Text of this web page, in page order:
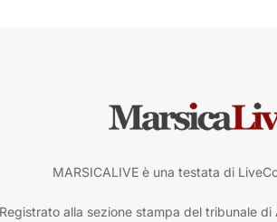
MARSICALIVE è una testata di
Registrato alla sezione stampa del tribunale di